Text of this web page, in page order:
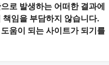
로 발생하는 어떠한 결과에
임을 부담하지 않습니다.
움이 되는 사이트가 되기를